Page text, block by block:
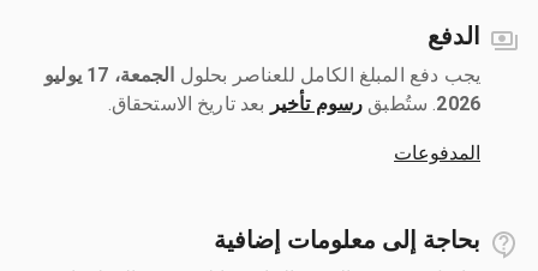
الدفع
يجب دفع المبلغ الكامل للعناصر بحلول ‎
الجمعة، 17 يوليو
2026
رسوم تأخير بعد تاريخ الاستحقاق.
المدفوعات
بحاجة إلى معلومات إضافية